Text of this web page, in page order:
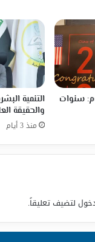
سنوات
التنمية
والحقيقة
منذ 3 أيام
لتضيف تعليقاً.